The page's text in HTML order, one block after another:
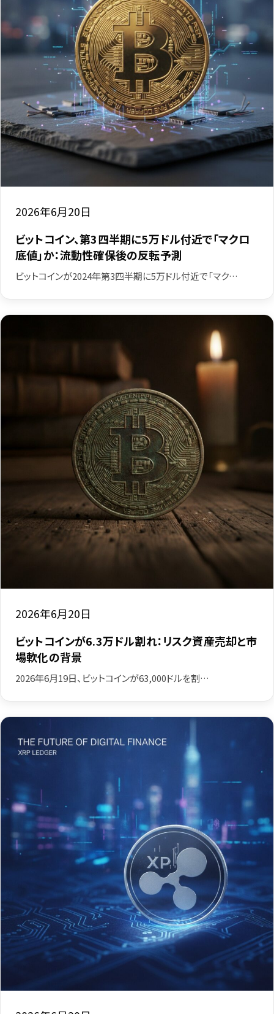
2026年6月20日
ビットコイン、第3四半期に5万ドル付近で「マクロ
底値」か：流動性確保後の反転予測
ビットコインが2024年第3四半期に5万ドル付近で「マク…
2026年6月20日
ビットコインが6.3万ドル割れ：リスク資産売却と市
場軟化の背景
2026年6月19日、ビットコインが63,000ドルを割…